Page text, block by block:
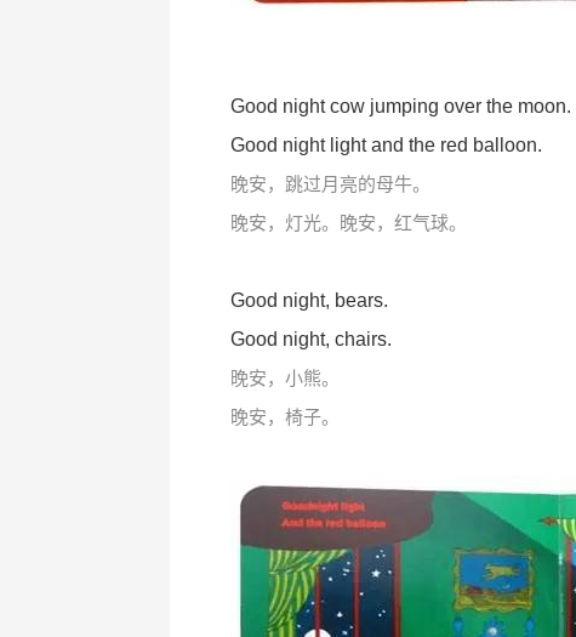
Good night cow jumping over the moon.
Good night light and the red balloon.
晚安，跳过月亮的母牛。
晚安，灯光。晚安，红气球。
Good night, bears.
Good night, chairs.
晚安，小熊。
晚安，椅子。